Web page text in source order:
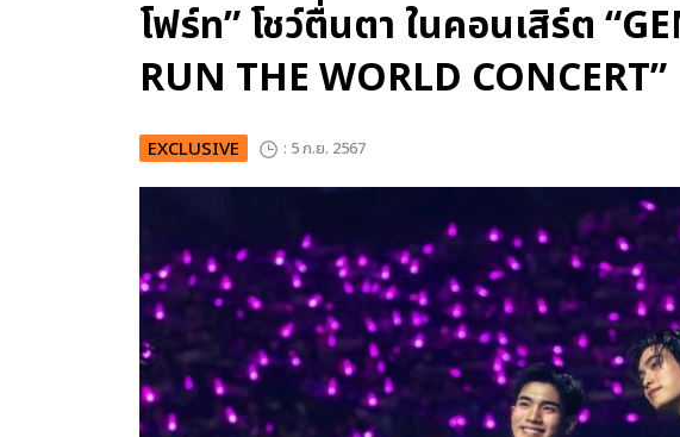
โฟร์ท” โชว์ตื่นตา ในคอนเสิร์ต
RUN THE WORLD CONCERT”
EXCLUSIVE : 5 ก.ย. 2567